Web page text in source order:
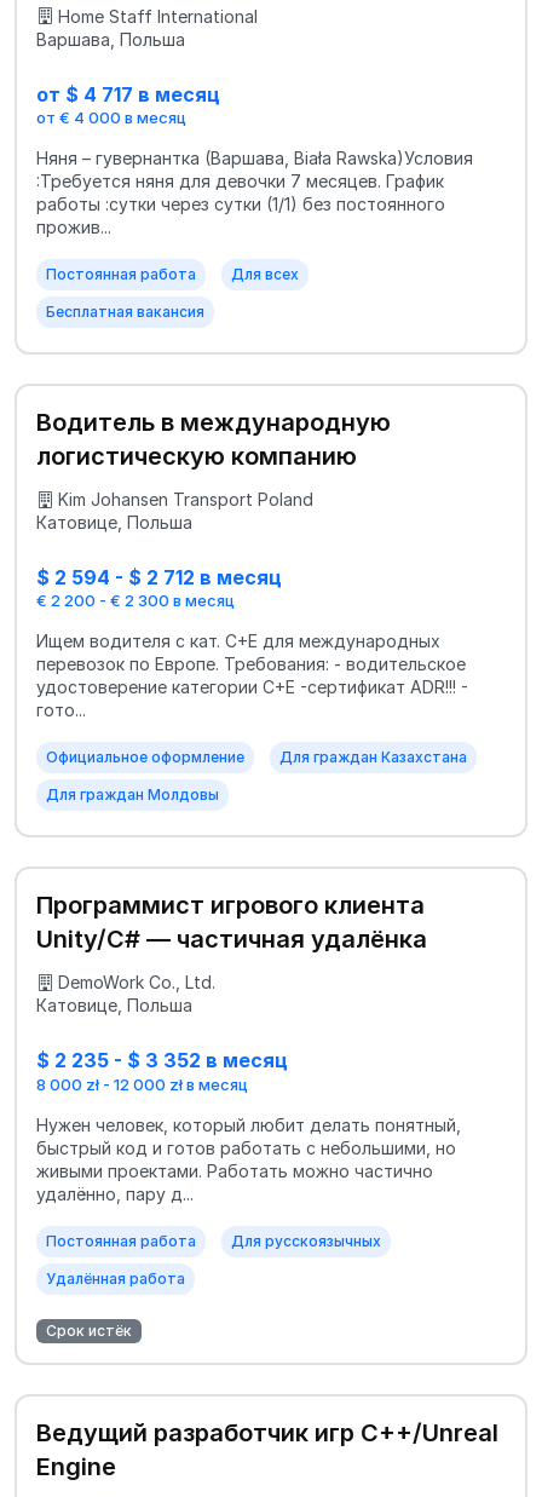
Home Staff International
Варшава, Польша
от $ 4 717 в месяц
от € 4 000 в месяц
Няня – гувернантка (Варшава, Biała Rawska)Условия
:Требуется няня для девочки 7 месяцев. График
работы :сутки через сутки (1/1) без постоянного
прожив...
Постоянная работа Для всех
Бесплатная вакансия
Водитель в международную
логистическую компанию
Kim Johansen Transport Poland
Катовице, Польша
$ 2 594 - $ 2 712 в месяц
€ 2 200 - € 2 300 в месяц
Ищем водителя с кат. С+Е для международных
перевозок по Европе. Требования: - водительское
удостоверение категории C+E -сертификат ADR!!! -
гото...
Официальное оформление Для граждан Казахстана
Для граждан Молдовы
Программист игрового клиента
Unity/C# — частичная удалёнка
DemoWork Co., Ltd.
Катовице, Польша
$ 2 235 - $ 3 352 в месяц
8 000 zł - 12 000 zł в месяц
Нужен человек, который любит делать понятный,
быстрый код и готов работать с небольшими, но
живыми проектами. Работать можно частично
удалённо, пару д...
Постоянная работа Для русскоязычных
Удалённая работа
Срок истёк
Ведущий разработчик игр C++/Unreal
Engine